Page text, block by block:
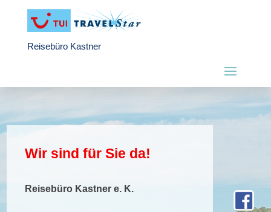
Reisebüro Kastner
Wir sind für Sie da!
Reisebüro Kastner e. K.